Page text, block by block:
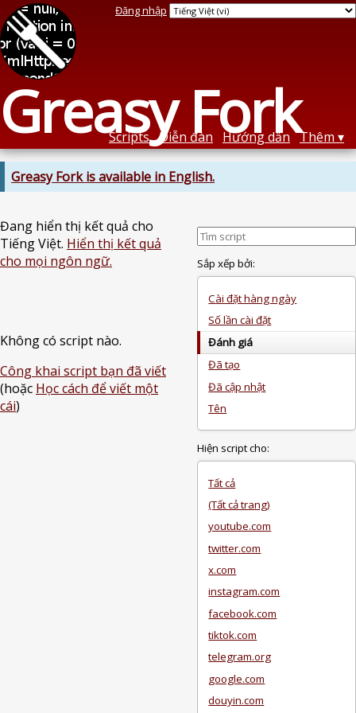
Greasy Fork
Đăng nhập
Scripts Diễn đàn Hướng dẫn Thêm
Greasy Fork is available in English.
Đang hiển thị kết quả cho
Tiếng Việt. Hiển thị kết quả
cho mọi ngôn ngữ.
Không có script nào.
Công khai script bạn đã viết
(hoặc Học cách để viết một
cái)
Sắp xếp bởi:
Cài đặt hàng ngày
Số lần cài đặt
Đánh giá
Đã tạo
Đã cập nhật
Tên
Hiện script cho:
Tất cả
(Tất cả trang)
youtube.com
twitter.com
x.com
instagram.com
facebook.com
tiktok.com
telegram.org
google.com
douyin.com